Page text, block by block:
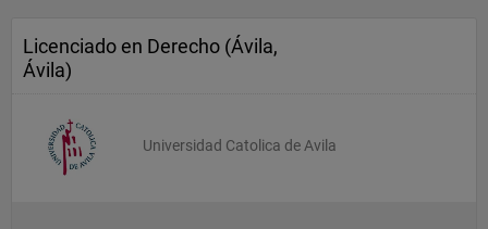
Licenciado en Derecho (Ávila,
Ávila)
Universidad Catolica de Avila